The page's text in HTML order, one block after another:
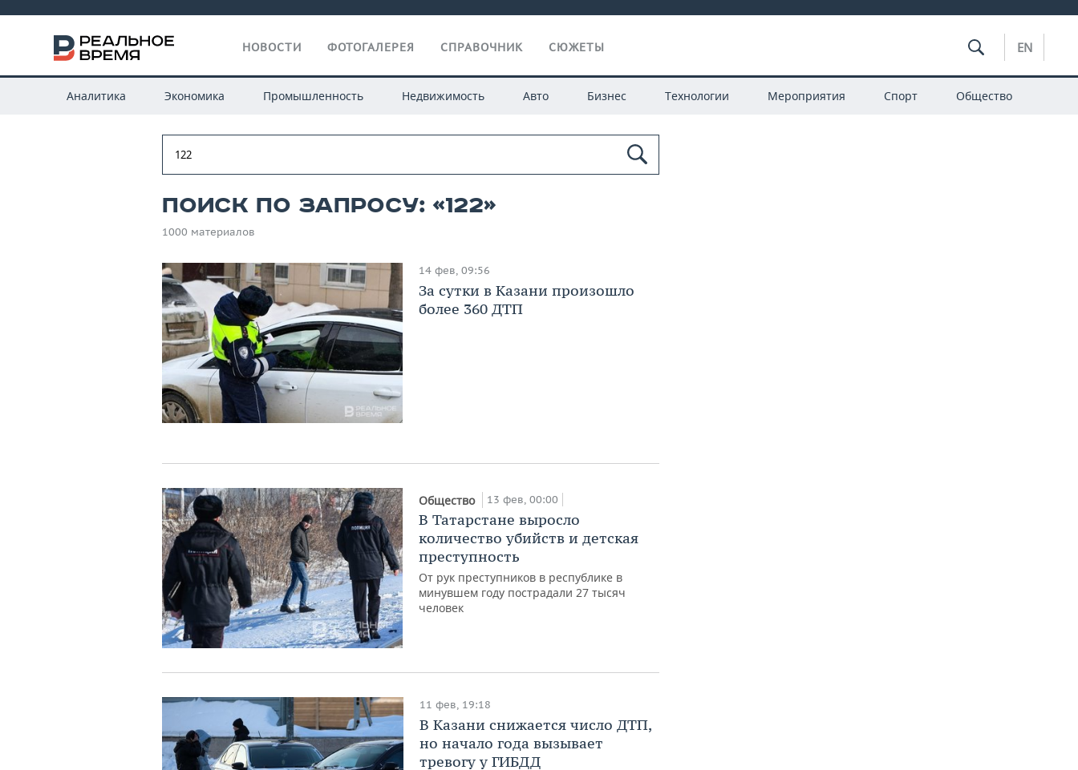
НОВОСТИ ФОТОГАЛЕРЕЯ СПРАВОЧНИК СЮЖЕТЫ EN
Аналитика Экономика Промышленность Недвижимость Авто Бизнес Технологии Мероприятия Спорт Общество
Поиск по запросу: «122»
1000 материалов
14 фев, 09:56
За сутки в Казани произошло
более 360 ДТП
Общество 13 фев, 00:00
В Татарстане выросло
количество убийств и детская
преступность
От рук преступников в республике в
минувшем году пострадали 27 тысяч
человек
11 фев, 19:18
В Казани снижается число ДТП,
но начало года вызывает
тревогу у ГИБДД